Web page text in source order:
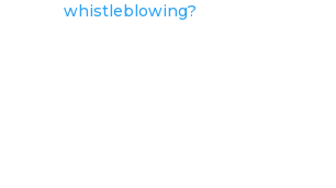
whistleblowing?